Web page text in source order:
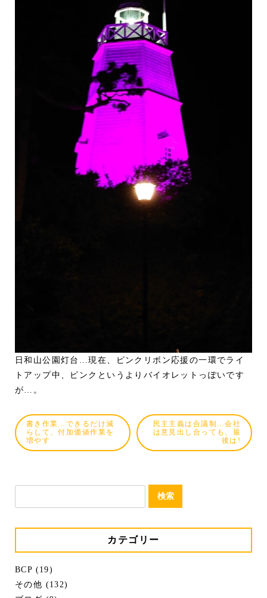
日和山公園灯台…現在、ピンクリボン応援の一環でライ
トアップ中、ピンクというよりバイオレットっぽいです
が…。
書き作業…できるだけ減
らして、付加価値作業を
増やす
民主主義は合議制…会社
は意見出し合っても、最
後は!
検
カテゴリー
BCP (19)
その他 (132)